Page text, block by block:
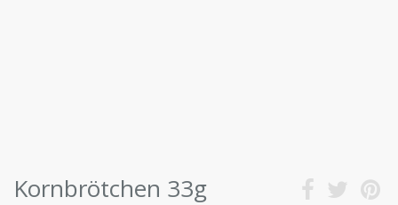
Kornbrötchen 33g